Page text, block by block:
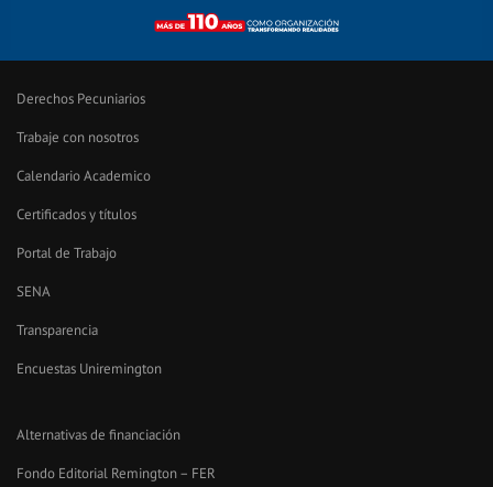
Derechos Pecuniarios
Trabaje con nosotros
Calendario Academico
Certificados y títulos
Portal de Trabajo
SENA
Transparencia
Encuestas Uniremington
Alternativas de financiación
Fondo Editorial Remington – FER